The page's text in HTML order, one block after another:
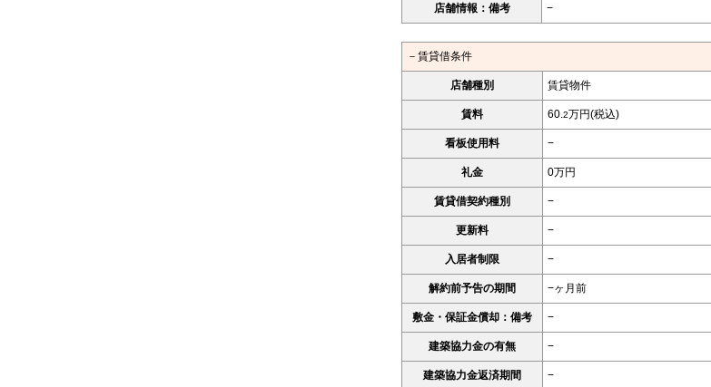
店舗情報：備考 −
－賃貸借条件
店舗種別 賃貸物件
賃料 60. 2万円(税込)
看板使用料 −
礼金 0万円
賃貸借契約種別 −
更新料 −
入居者制限 −
解約前予告の期間 −ヶ月前
敷金・保証金償却：備考 −
建築協力金の有無 −
建築協力金返済期間 −